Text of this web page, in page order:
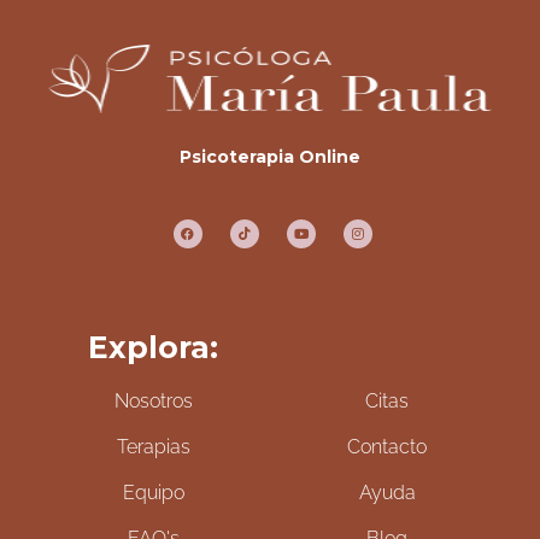
Psicoterapia Online
Explora:
Nosotros
Terapias
Equipo
Citas
Contacto
Ayuda